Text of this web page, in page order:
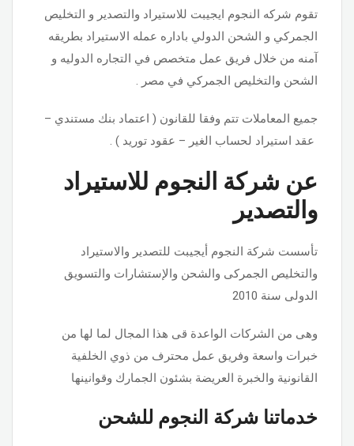
تقوم شركه النجوم ايجيبت للاستيراد والتصدير و التخليص
الجمركي و الشحن الدولي باداره عمله الاستيراد بطريقه
آمنه من خلال فريق عمل متخصص في التجاره الدوليه و
الشحن والتخليص الجمركي في مصر .
جميع المعاملات تتم وفقا للقانون ( اعتماد بنك مستندي –
عقد استيراد لحساب الغير – عقود توريد ) .
عن شركة النجوم للاستيراد
والتصدير
تأسست شركة النجوم أيجيبت للتصدير والاستيراد
والتخليص الجمركى والشحن والإستشارات والتسويق
الدولى سنة 2010
وهى من الشركات الواعدة قى هذا المجال لما لها من
خبرات واسعة وفريق عمل محترف من ذوي الخلفية
القانونية والخبرة العريضة بشئون الجمارك وقوانينها
خدماتنا شركة النجوم للشحن